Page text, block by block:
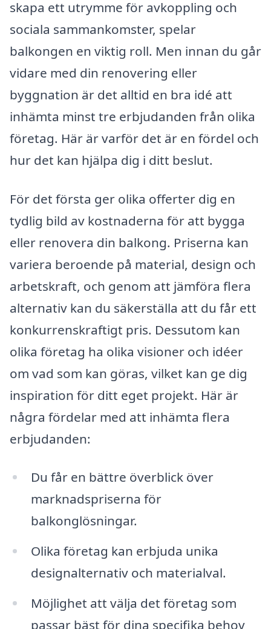
skapa ett utrymme för avkoppling och
sociala sammankomster, spelar
balkongen en viktig roll. Men innan du går
vidare med din renovering eller
byggnation är det alltid en bra idé att
inhämta minst tre erbjudanden från olika
företag. Här är varför det är en fördel och
hur det kan hjälpa dig i ditt beslut.
För det första ger olika offerter dig en
tydlig bild av kostnaderna för att bygga
eller renovera din balkong. Priserna kan
variera beroende på material, design och
arbetskraft, och genom att jämföra flera
alternativ kan du säkerställa att du får ett
konkurrenskraftigt pris. Dessutom kan
olika företag ha olika visioner och idéer
om vad som kan göras, vilket kan ge dig
inspiration för ditt eget projekt. Här är
några fördelar med att inhämta flera
erbjudanden:
Du får en bättre överblick över
marknadspriserna för
balkonglösningar.
Olika företag kan erbjuda unika
designalternativ och materialval.
Möjlighet att välja det företag som
passar bäst för dina specifika behov